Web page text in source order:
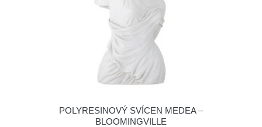
POLYRESINOVÝ SVÍCEN MEDEA –
BLOOMINGVILLE